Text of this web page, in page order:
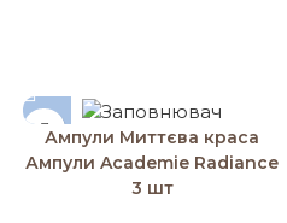
Ампули Миттєва краса
Ампули Academie Radiance
3 шт